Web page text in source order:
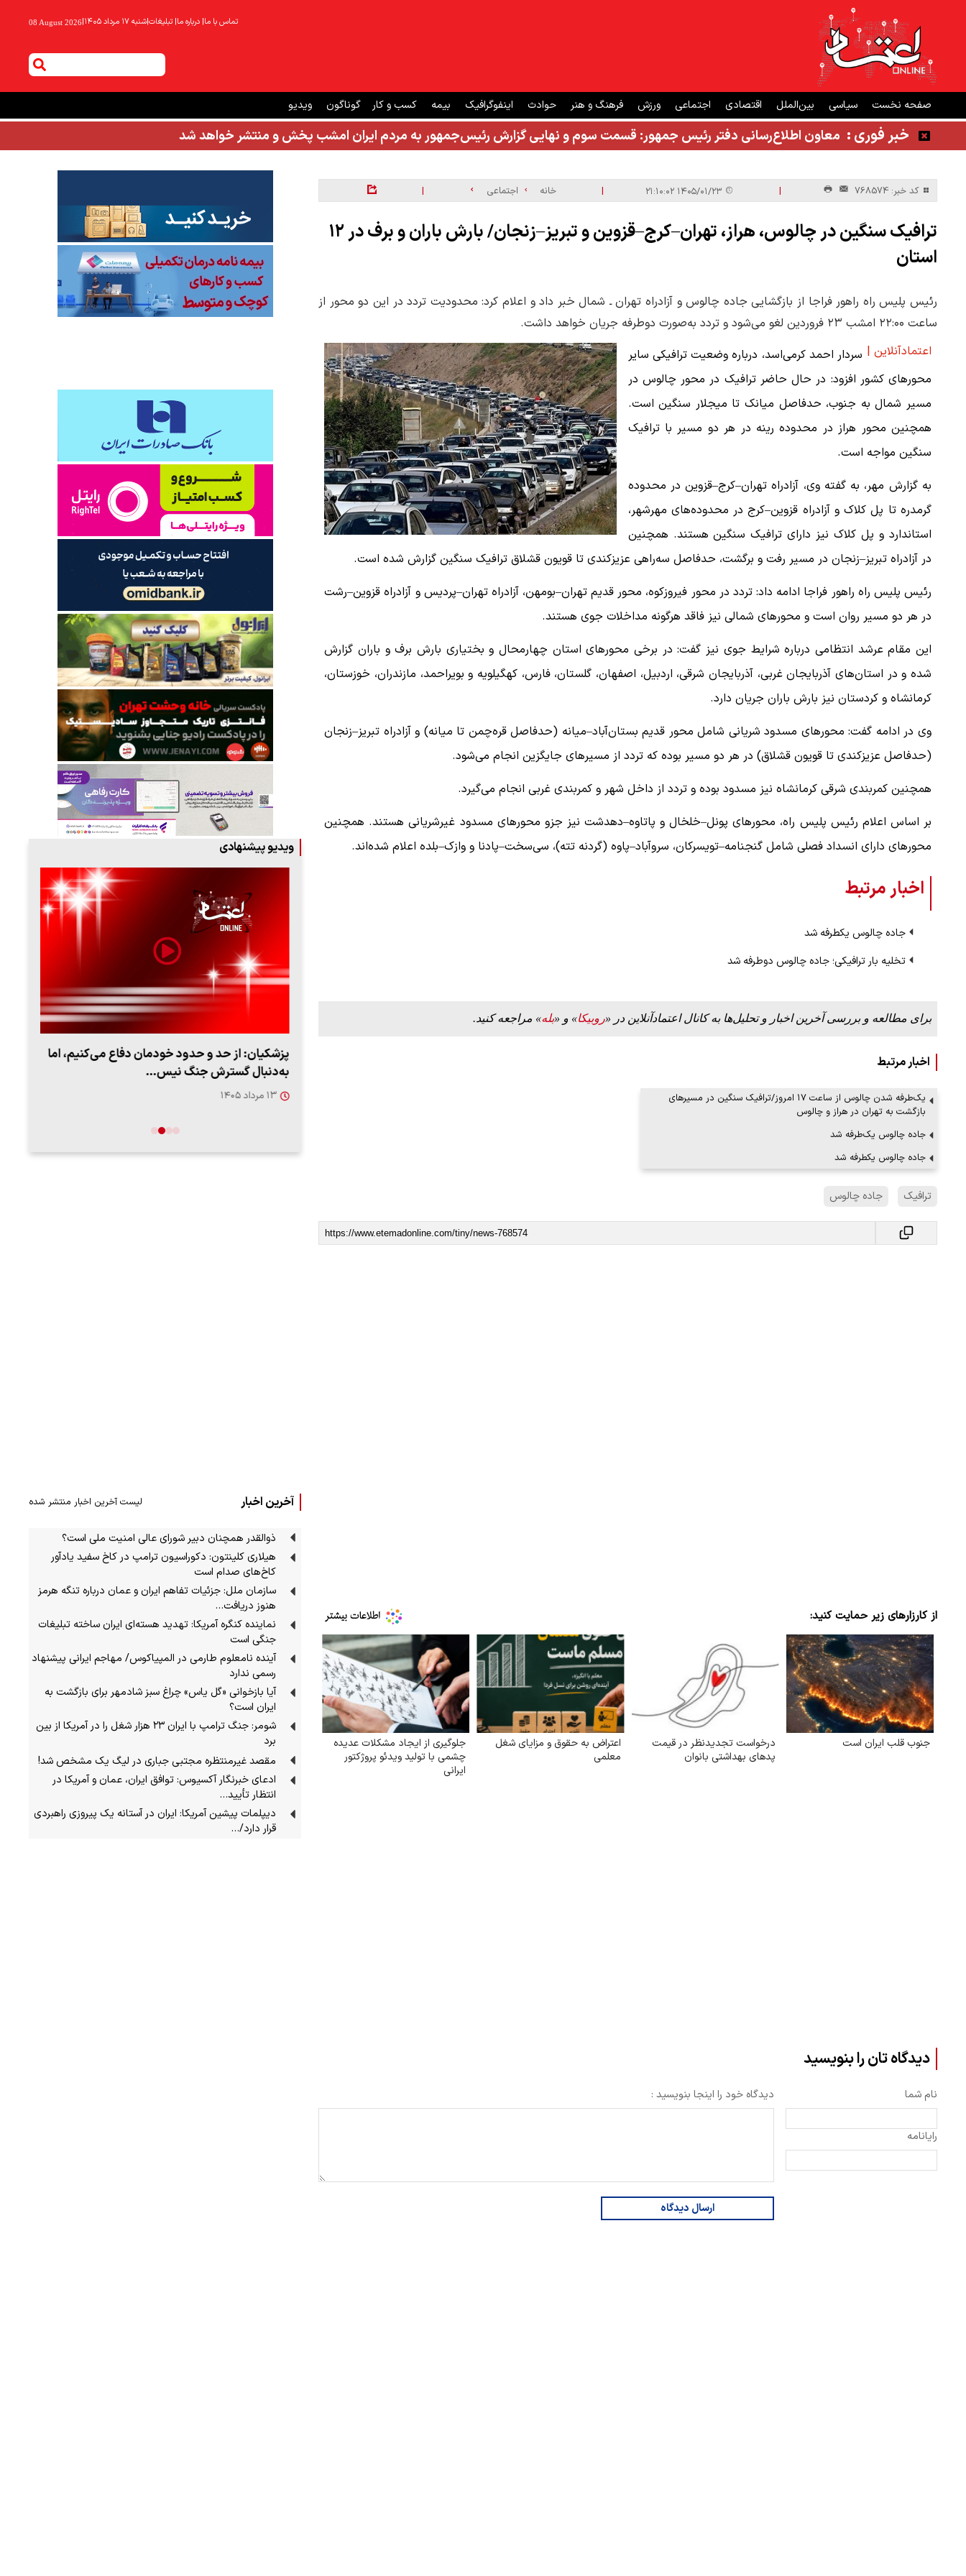
تماس با ما| درباره ما| تبلیغات|شنبه ۱۷ مرداد ۱۴۰۵ |
08 August 2026
صفحه نخست سیاسی بین‌الملل اقتصادی اجتماعی ورزش فرهنگ و هنر حوادث اینفوگرافیک بیمه کسب و کار گوناگون ویدیو
خبر فوری : معاون اطلاع‌رسانی دفتر رئیس جمهور: قسمت سوم و نهایی گزارش رئیس‌جمهور به مردم ایران امشب پخش و منتشر خواهد شد
کد خبر: 768574 |
| خانه اجتماعی |
ترافیک سنگین در چالوس، هراز، تهران–کرج–قزوین و تبریز–زنجان/ بارش باران و برف در ۱۲
استان
رئیس پلیس راه راهور فراجا از بازگشایی جاده چالوس و آزادراه تهران ـ شمال خبر داد و اعلام کرد: محدودیت تردد در این دو محور از
ساعت ۲۲:۰۰ امشب ۲۳ فروردین لغو می‌شود و تردد به‌صورت دوطرفه جریان خواهد داشت.
اعتمادآنلاین | سردار احمد کرمی‌اسد، درباره وضعیت ترافیکی سایر
محورهای کشور افزود: در حال حاضر ترافیک در محور چالوس در
مسیر شمال به جنوب، حدفاصل میانک تا میجلار سنگین است.
همچنین محور هراز در محدوده رینه در هر دو مسیر با ترافیک
سنگین مواجه است.
به گزارش مهر، به گفته وی، آزادراه تهران–کرج–قزوین در محدوده
گرمدره تا پل کلاک و آزادراه قزوین–کرج در محدوده‌های مهرشهر،
استاندارد و پل کلاک نیز دارای ترافیک سنگین هستند. همچنین
در آزادراه تبریز–زنجان در مسیر رفت و برگشت، حدفاصل سه‌راهی عزیزکندی تا قویون قشلاق ترافیک سنگین گزارش شده است.
رئیس پلیس راه راهور فراجا ادامه داد: تردد در محور فیروزکوه، محور قدیم تهران–بومهن، آزادراه تهران–پردیس و آزادراه قزوین–رشت
در هر دو مسیر روان است و محورهای شمالی نیز فاقد هرگونه مداخلات جوی هستند.
این مقام عرشد انتظامی درباره شرایط جوی نیز گفت: در برخی محورهای استان چهارمحال و بختیاری بارش برف و باران گزارش
شده و در استان‌های آذربایجان غربی، آذربایجان شرقی، اردبیل، اصفهان، گلستان، فارس، کهگیلویه و بویراحمد، مازندران، خوزستان،
کرمانشاه و کردستان نیز بارش باران جریان دارد.
وی در ادامه گفت: محورهای مسدود شریانی شامل محور قدیم بستان‌آباد–میانه (حدفاصل قره‌چمن تا میانه) و آزادراه تبریز–زنجان
(حدفاصل عزیزکندی تا قویون قشلاق) در هر دو مسیر بوده که تردد از مسیرهای جایگزین انجام می‌شود.
همچنین کمربندی شرقی کرمانشاه نیز مسدود بوده و تردد از داخل شهر و کمربندی غربی انجام می‌گیرد.
بر اساس اعلام رئیس پلیس راه، محورهای پونل–خلخال و پاتاوه–دهدشت نیز جزو محورهای مسدود غیرشریانی هستند. همچنین
محورهای دارای انسداد فصلی شامل گنجنامه–تویسرکان، سروآباد–پاوه (گردنه تته)، سی‌سخت–پادنا و وازک–بلده اعلام شده‌اند.
اخبار مرتبط
جاده چالوس یکطرفه شد
تخلیه بار ترافیکی؛ جاده چالوس دوطرفه شد
برای مطالعه و بررسی آخرین اخبار و تحلیل‌ها به کانال اعتمادآنلاین در «روبیکا» و «بله» مراجعه کنید.
اخبار مرتبط
یک‌طرفه شدن چالوس از ساعت ۱۷ امروز/ترافیک سنگین در مسیرهای
بازگشت به تهران در هراز و چالوس
جاده چالوس یک‌طرفه شد
جاده چالوس یکطرفه شد
ترافیک جاده چالوس
از کارزارهای زیر حمایت کنید:
جنوب قلب ایران است
درخواست تجدیدنظر در قیمت
پدهای بهداشتی بانوان
اعتراض به حقوق و مزایای شغل
معلمی
جلوگیری از ایجاد مشکلات عدیده
چشمی با تولید ویدئو پروژکتور
ایرانی
دیدگاه تان را بنویسید
نام شما
رایانامه
دیدگاه خود را اینجا بنویسید :
ارسال دیدگاه
ویدیو پیشنهادی
ببینید| لحظه بمباران خیابان فردوسی در جنگ ۴۰
۱۶ مرداد ۱۴۰۵
پزشکیان: از حد و حدود خودمان دفاع می‌کنیم، اما
به‌دنبال گسترش جنگ نیس…
۱۳ مرداد ۱۴۰۵
آخرین اخبار لیست آخرین اخبار منتشر شده
ذوالقدر همچنان دبیر شورای ‌عالی امنیت ملی است؟
هیلاری کلینتون: دکوراسیون ترامپ در کاخ سفید یادآور
کاخ‌های صدام است
سازمان ملل: جزئیات تفاهم ایران و عمان درباره تنگه هرمز
هنوز دریافت…
نماینده کنگره آمریکا: تهدید هسته‌ای ایران ساخته تبلیغات
جنگی است
آینده نامعلوم طارمی در المپیاکوس/ مهاجم ایرانی پیشنهاد
رسمی ندارد
آیا بازخوانی «گل یاس» چراغ سبز شادمهر برای بازگشت به
ایران است؟
شومر: جنگ ترامپ با ایران ۲۳ هزار شغل را در آمریکا از بین
برد
مقصد غیرمنتظره مجتبی جباری در لیگ یک مشخص شد!
ادعای خبرنگار آکسیوس: توافق ایران، عمان و آمریکا در
انتظار تأیید…
دیپلمات پیشین آمریکا: ایران در آستانه یک پیروزی راهبردی
قرار دارد/…